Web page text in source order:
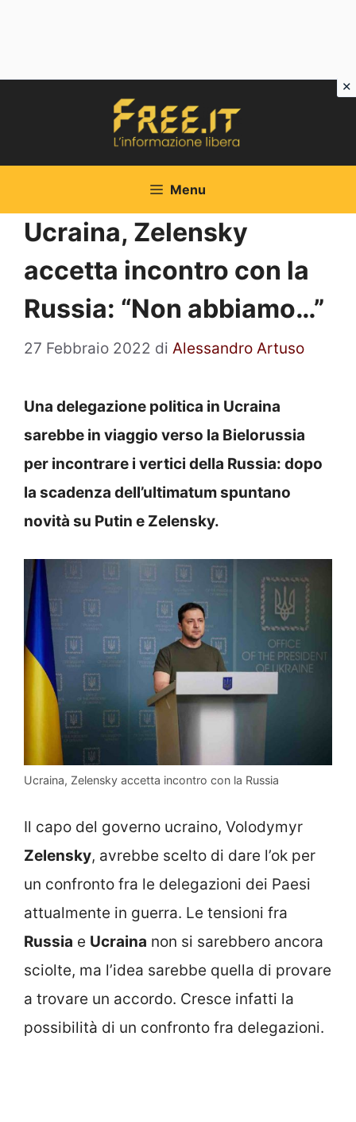
Menu
Ucraina, Zelensky
accetta incontro con la
Russia: “Non abbiamo…”
27 Febbraio 2022 di Alessandro Artuso
Una delegazione politica in Ucraina
sarebbe in viaggio verso la Bielorussia
per incontrare i vertici della Russia: dopo
la scadenza dell’ultimatum spuntano
novità su Putin e Zelensky.
Ucraina, Zelensky accetta incontro con la Russia
Il capo del governo ucraino, Volodymyr
Zelensky, avrebbe scelto di dare l’ok per
un confronto fra le delegazioni dei Paesi
attualmente in guerra. Le tensioni fra
Russia e Ucraina non si sarebbero ancora
sciolte, ma l’idea sarebbe quella di provare
a trovare un accordo. Cresce infatti la
possibilità di un confronto fra delegazioni.